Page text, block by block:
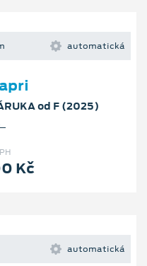
automatická
od F (2025)
Kč
automatická